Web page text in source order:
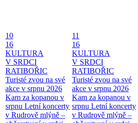
10
16
KULTURA
V SRDCI
RATIBOŘIC
Turisté zvou na své
akce v srpnu 2026
Kam za kopanou v
srpnu Letní koncerty
v Rudrově mlýně –
11
16
KULTURA
V SRDCI
RATIBOŘIC
Turisté zvou na své
akce v srpnu 2026
Kam za kopanou v
srpnu Letní koncerty
v Rudrově mlýně –